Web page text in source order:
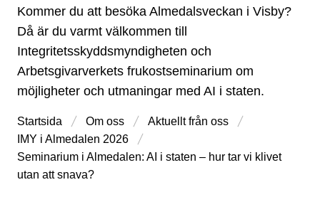
Kommer du att besöka Almedalsveckan i Visby?
Då är du varmt välkommen till
Integritetsskyddsmyndigheten och
Arbetsgivarverkets frukostseminarium om
möjligheter och utmaningar med AI i staten.
Startsida Om oss
Aktuellt från oss
IMY i Almedalen 2026
Seminarium i Almedalen: AI i staten – hur tar vi klivet
utan att snava?